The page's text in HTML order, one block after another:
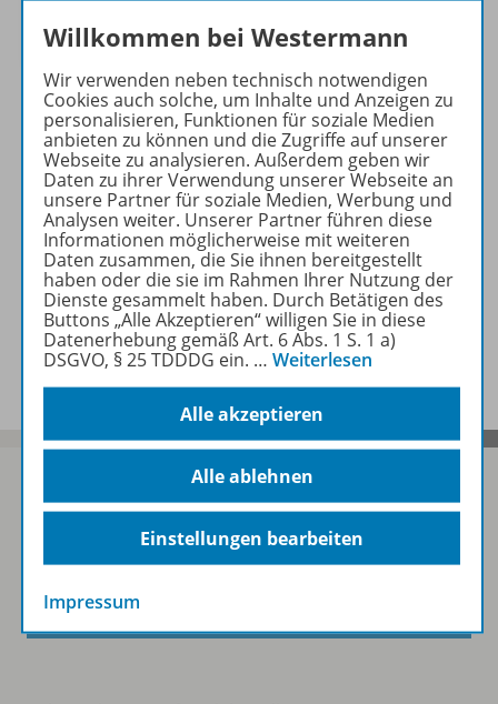
(4 Hefte)
Lieferbar
978-3-14-133690-0 37,95 €
Zum Produkt
Sofort profitieren
Zum Newsletter anmelden
Willkommen bei Westermann
Wir verwenden neben technisch notwendigen
Cookies auch solche, um Inhalte und Anzeigen zu
personalisieren, Funktionen für soziale Medien
anbieten zu können und die Zugriffe auf unserer
Webseite zu analysieren. Außerdem geben wir
Daten zu ihrer Verwendung unserer Webseite an
unsere Partner für soziale Medien, Werbung und
Analysen weiter. Unserer Partner führen diese
Informationen möglicherweise mit weiteren
Daten zusammen, die Sie ihnen bereitgestellt
haben oder die sie im Rahmen Ihrer Nutzung der
Dienste gesammelt haben. Durch Betätigen des
Buttons „Alle Akzeptieren“ willigen Sie in diese
Datenerhebung gemäß Art. 6 Abs. 1 S. 1 a)
DSGVO, § 25 TDDDG ein. … Weiterlesen
Alle akzeptieren
Alle ablehnen
Einstellungen bearbeiten
Impressum